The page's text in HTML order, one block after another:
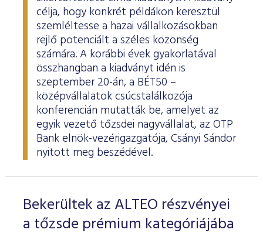
célja, hogy konkrét példákon keresztül
szemléltesse a hazai vállalkozásokban
rejlő potenciált a széles közönség
számára. A korábbi évek gyakorlatával
összhangban a kiadványt idén is
szeptember 20-án, a BÉT50 –
középvállalatok csúcstalálkozója
konferencián mutatták be, amelyet az
egyik vezető tőzsdei nagyvállalat, az OTP
Bank elnök-vezérigazgatója, Csányi Sándor
nyitott meg beszédével.
Bekerültek az ALTEO részvényei
a tőzsde prémium kategóriájába